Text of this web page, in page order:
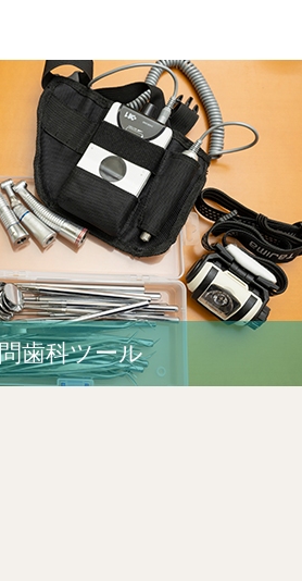
歯科ツール